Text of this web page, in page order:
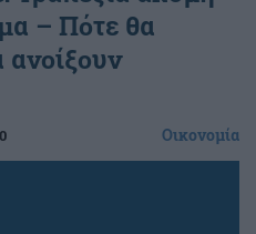
– Πότε θα
ανοίξουν
Οικονομία